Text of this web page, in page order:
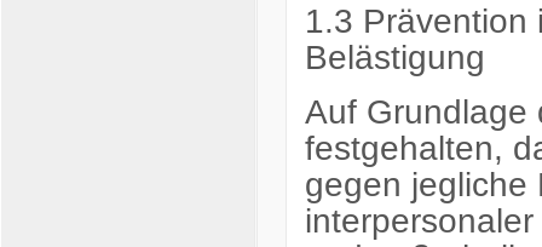
1.3 Prävention
Belästigung
Auf Grundlage
festgehalten,
gegen jegliche